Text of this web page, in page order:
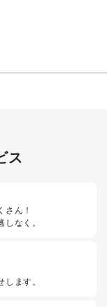
ス
さん！
なく。
ます。